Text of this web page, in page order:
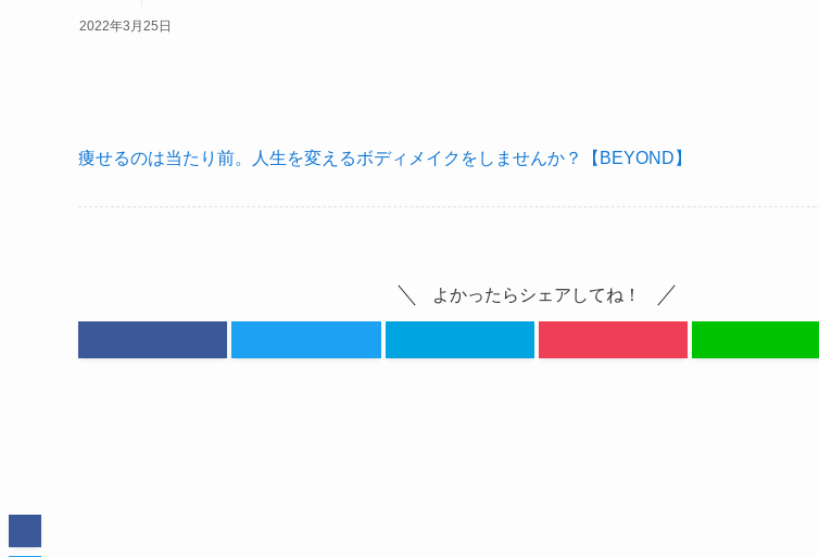
2022年3月25日
痩せるのは当たり前。人生を変えるボディメイクをしませんか？【BEYOND】
よかったらシェアしてね！